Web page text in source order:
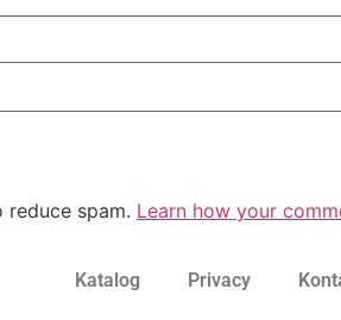
reduce spam. Learn how your
Katalog Privacy